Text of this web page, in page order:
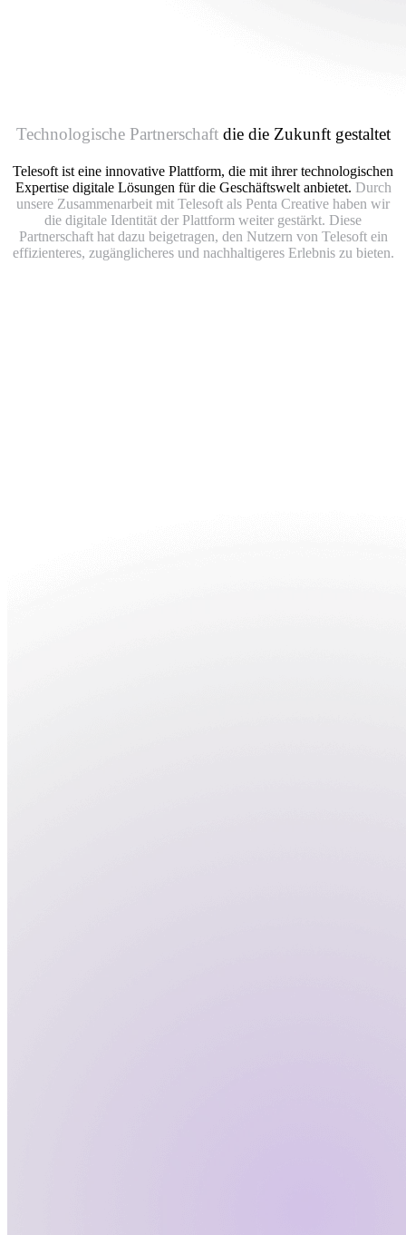
Technologische Partnerschaft die die Zukunft gestaltet
Telesoft ist eine innovative Plattform, die mit ihrer technologischen
Expertise digitale Lösungen für die Geschäftswelt anbietet. Durch
unsere Zusammenarbeit mit Telesoft als Penta Creative haben wir
die digitale Identität der Plattform weiter gestärkt. Diese
Partnerschaft hat dazu beigetragen, den Nutzern von Telesoft ein
effizienteres, zugänglicheres und nachhaltigeres Erlebnis zu bieten.